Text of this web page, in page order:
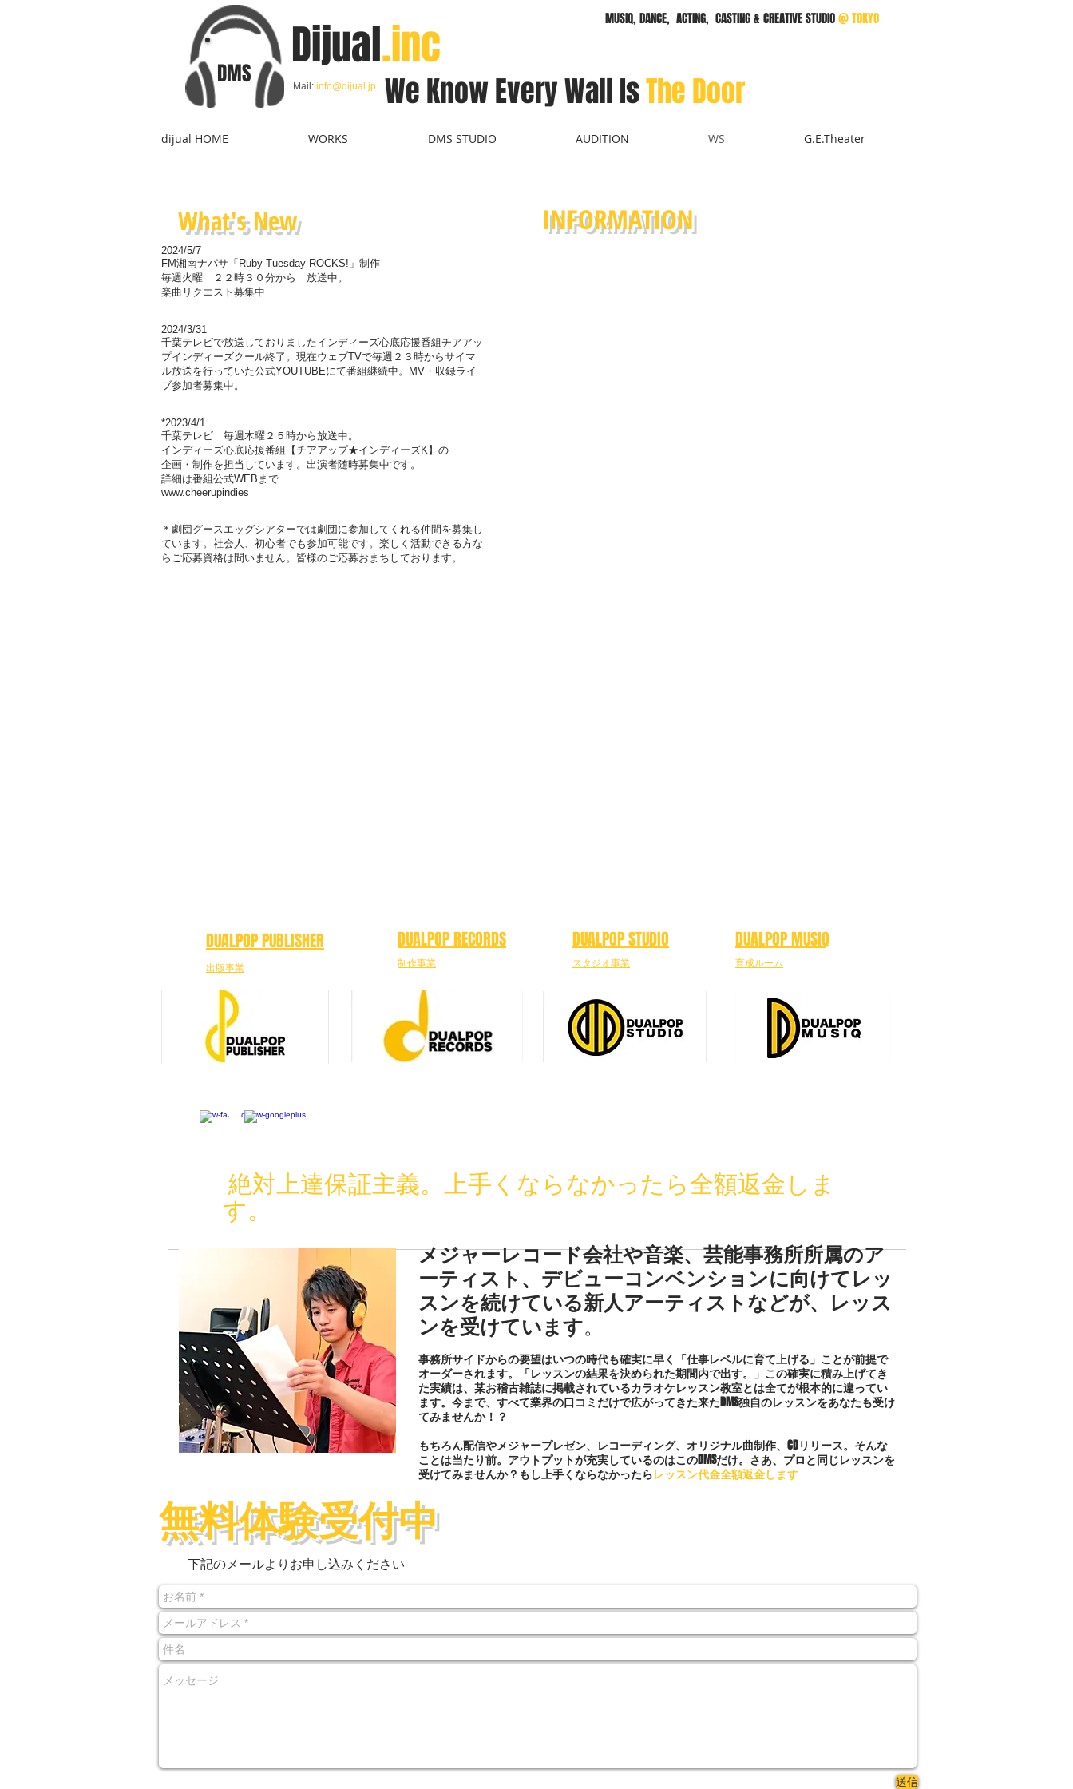
DMS Dijual.inc MUSIQ, DANCE, ACTING, CASTING & CREATIVE STUDIO@TOKYO
Mail: info@dijual.jp We Know EveryWallIsThe Door
dijual HOME WORKS DMS STUDIO AUDITION WS G.E.Theater
What's New
2024/5/7
FM湘南ナパサ「Ruby Tuesday ROCKS!」制作
毎週火曜 ２２時３０分から 放送中。
楽曲リクエスト募集中
2024/3/31
千葉テレビで放送しておりましたインディーズ心底応援番組チアアッ
プインディーズクール終了。現在ウェブTVで毎週２３時からサイマ
ル放送を行っていた公式YOUTUBEにて番組継続中。MV・収録ライ
ブ参加者募集中。
*2023/4/1
千葉テレビ 毎週木曜２５時から放送中。
インディーズ心底応援番組【チアアップ★インディーズK】の
企画・制作を担当しています。出演者随時募集中です。
詳細は番組公式WEBまで
www.cheerupindies
＊劇団グースエッグシアターでは劇団に参加してくれる仲間を募集し
ています。社会人、初心者でも参加可能です。楽しく活動できる方な
らご応募資格は問いません。 ​皆様のご応募おまちしております。
INFORMATION
DUALPOP PUBLISHER
出版事業
DUALPOP RECORDS
制作事業
DUALPOP STUDIO
スタジオ事業
DUALPOP MUSIQ
育成ルーム
絶対上達保証主義。上手くならなかったら全額返金しま
す。
メジャーレコード会社や音楽、芸能事務所所属のア
ーティスト、デビューコンベンションに向けてレッ
スンを続けている新人アーティストなどが、レッス
ンを受けています。
事務所サイドからの要望はいつの時代も確実に早く「仕事レベルに育て上げる」ことが前提で
オーダーされます。「レッスンの結果を決められた期間内で出す。」この確実に積み上げてき
た実績は、某お稽古雑誌に掲載されているカラオケレッスン教室とは全てが根本的に違ってい
ます。今まで、すべて業界の口コミだけで広がってきた来たDMS独自のレッスンをあなたも受け
てみませんか！？
もちろん配信やメジャープレゼン、レコーディング、オリジナル曲制作、CDリリース。そんな
ことは当たり前。アウトプットが充実しているのはこのDMSだけ。さあ、プロと同じレッスンを
受けてみませんか？ もし上手くならなかったらレッスン代金全額返金します
無料体験受付中
下記のメールよりお申し込みください
送信